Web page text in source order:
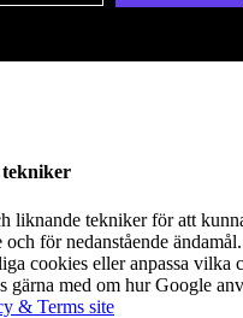
tekniker
liknande tekniker för att
för nedanstående
cookies eller anpassa vilka
gärna med om hur Google
& Terms site